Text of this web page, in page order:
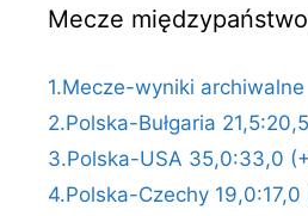
Mecze
1.Mecze-wyniki archiwalne
2.Polska-Bułgaria 21,5:20,5
3.Polska-USA 35,0:33,0
4.Polska-Czechy 19,0:17,0